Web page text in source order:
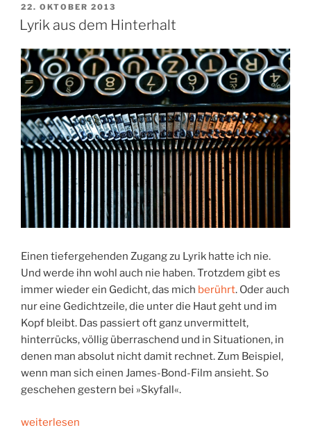
VERÖFFENTLICHT
AM
22. OKTOBER 2013
Lyrik aus dem Hinterhalt
Einen tiefergehenden Zugang zu Lyrik hatte ich nie.
Und werde ihn wohl auch nie haben. Trotzdem gibt es
immer wieder ein Gedicht, das mich berührt. Oder auch
nur eine Gedichtzeile, die unter die Haut geht und im
Kopf bleibt. Das passiert oft ganz unvermittelt,
hinterrücks, völlig überraschend und in Situationen, in
denen man absolut nicht damit rechnet. Zum Beispiel,
wenn man sich einen James-Bond-Film ansieht. So
geschehen gestern bei »Skyfall«.
„Lyrik
weiterlesen